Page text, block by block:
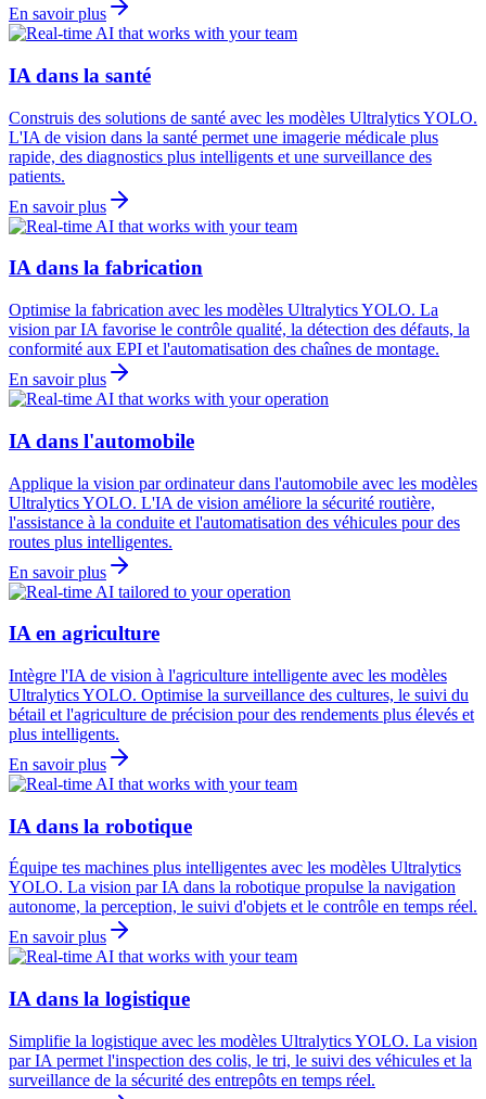
En savoir plus
IA dans la santé
Construis des solutions de santé avec les modèles Ultralytics YOLO.
L'IA de vision dans la santé permet une imagerie médicale plus
rapide, des diagnostics plus intelligents et une surveillance des
patients.
En savoir plus
IA dans la fabrication
Optimise la fabrication avec les modèles Ultralytics YOLO. La
vision par IA favorise le contrôle qualité, la détection des défauts, la
conformité aux EPI et l'automatisation des chaînes de montage.
En savoir plus
IA dans l'automobile
Applique la vision par ordinateur dans l'automobile avec les modèles
Ultralytics YOLO. L'IA de vision améliore la sécurité routière,
l'assistance à la conduite et l'automatisation des véhicules pour des
routes plus intelligentes.
En savoir plus
IA en agriculture
Intègre l'IA de vision à l'agriculture intelligente avec les modèles
Ultralytics YOLO. Optimise la surveillance des cultures, le suivi du
bétail et l'agriculture de précision pour des rendements plus élevés et
plus intelligents.
En savoir plus
IA dans la robotique
Équipe tes machines plus intelligentes avec les modèles Ultralytics
YOLO. La vision par IA dans la robotique propulse la navigation
autonome, la perception, le suivi d'objets et le contrôle en temps réel.
En savoir plus
IA dans la logistique
Simplifie la logistique avec les modèles Ultralytics YOLO. La vision
par IA permet l'inspection des colis, le tri, le suivi des véhicules et la
surveillance de la sécurité des entrepôts en temps réel.